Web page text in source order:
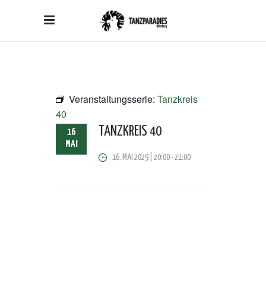
Veranstaltungsserie: Tanzkreis
40
16
MAI
TANZKREIS 40
16. MAI 2029 | 20:00-21:00